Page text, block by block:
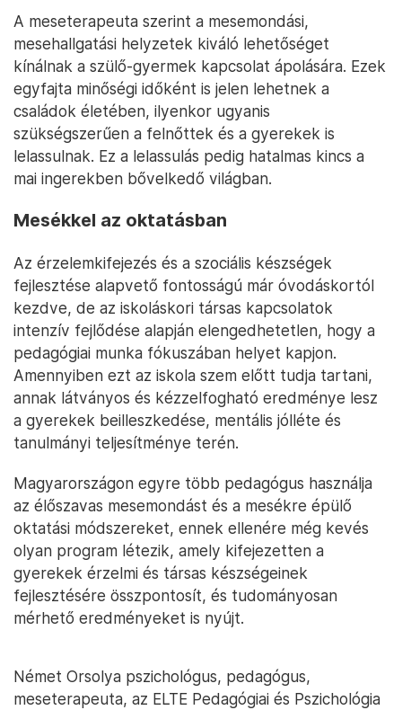
A meseterapeuta szerint a mesemondási,
mesehallgatási helyzetek kiváló lehetőséget
kínálnak a szülő-gyermek kapcsolat ápolására. Ezek
egyfajta minőségi időként is jelen lehetnek a
családok életében, ilyenkor ugyanis
szükségszerűen a felnőttek és a gyerekek is
lelassulnak. Ez a lelassulás pedig hatalmas kincs a
mai ingerekben bővelkedő világban.
Mesékkel az oktatásban
Az érzelemkifejezés és a szociális készségek
fejlesztése alapvető fontosságú már óvodáskortól
kezdve, de az iskoláskori társas kapcsolatok
intenzív fejlődése alapján elengedhetetlen, hogy a
pedagógiai munka fókuszában helyet kapjon.
Amennyiben ezt az iskola szem előtt tudja tartani,
annak látványos és kézzelfogható eredménye lesz
a gyerekek beilleszkedése, mentális jólléte és
tanulmányi teljesítménye terén.
Magyarországon egyre több pedagógus használja
az élőszavas mesemondást és a mesékre épülő
oktatási módszereket, ennek ellenére még kevés
olyan program létezik, amely kifejezetten a
gyerekek érzelmi és társas készségeinek
fejlesztésére összpontosít, és tudományosan
mérhető eredményeket is nyújt.
Német Orsolya pszichológus, pedagógus,
meseterapeuta, az ELTE Pedagógiai és Pszichológia